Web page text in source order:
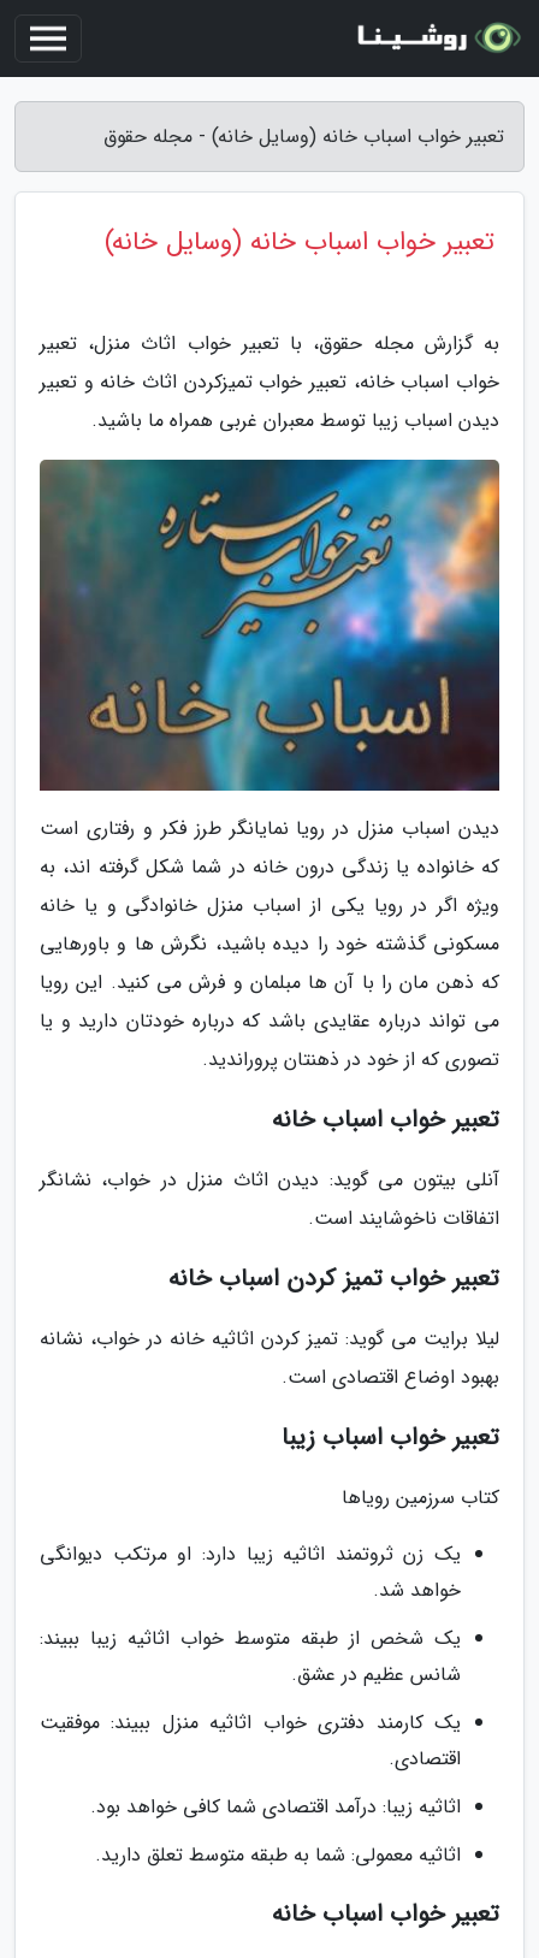
تعبیر خواب اسباب خانه (وسایل خانه) - مجله حقوق
تعبیر خواب اسباب خانه (وسایل خانه)
به گزارش مجله حقوق، با تعبیر خواب اثاث منزل، تعبیر
خواب اسباب خانه، تعبیر خواب تمیزکردن اثاث خانه و تعبیر
دیدن اسباب زیبا توسط معبران غربی همراه ما باشید.
دیدن اسباب منزل در رویا نمایانگر طرز فکر و رفتاری است
که خانواده یا زندگی درون خانه در شما شکل گرفته اند، به
ویژه اگر در رویا یکی از اسباب منزل خانوادگی و یا خانه
مسکونی گذشته خود را دیده باشید، نگرش ها و باورهایی
که ذهن مان را با آن ها مبلمان و فرش می کنید. این رویا
می تواند درباره عقایدی باشد که درباره خودتان دارید و یا
تصوری که از خود در ذهنتان پروراندید.
تعبیر خواب اسباب خانه
آنلی بیتون می گوید: دیدن اثاث منزل در خواب، نشانگر
اتفاقات ناخوشایند است.
تعبیر خواب تمیز کردن اسباب خانه
لیلا برایت می گوید: تمیز کردن اثاثیه خانه در خواب، نشانه
بهبود اوضاع اقتصادی است.
تعبیر خواب اسباب زیبا
کتاب سرزمین رویاها
یک زن ثروتمند اثاثیه زیبا دارد: او مرتکب دیوانگی
خواهد شد.
یک شخص از طبقه متوسط خواب اثاثیه زیبا ببیند:
شانس عظیم در عشق.
یک کارمند دفتری خواب اثاثیه منزل ببیند: موفقیت
اقتصادی.
اثاثیه زیبا: درآمد اقتصادی شما کافی خواهد بود.
اثاثیه معمولی: شما به طبقه متوسط تعلق دارید.
تعبیر خواب اسباب خانه